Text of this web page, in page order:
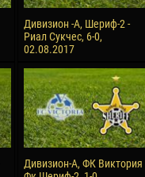
Дивизион -А, Шериф-2 -
Риал Сукчес, 6-0,
02.08.2017
Дивизион-А, ФК Виктория